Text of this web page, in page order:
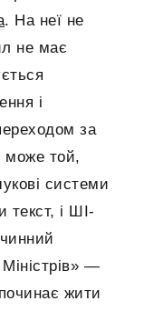
. На неї не
не має
і
за
може той,
системи
текст, і ШІ-
—
жити